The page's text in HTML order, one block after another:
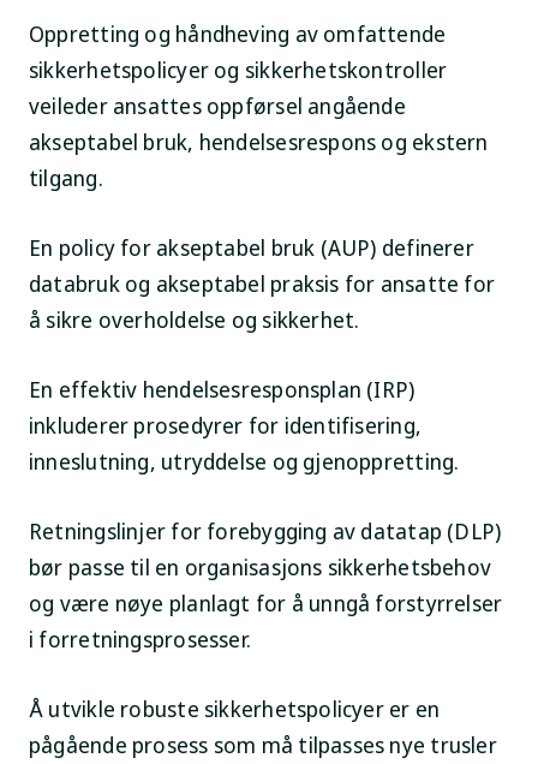
Oppretting og håndheving av omfattende
sikkerhetspolicyer og sikkerhetskontroller
veileder ansattes oppførsel angående
akseptabel bruk, hendelsesrespons og ekstern
tilgang.
En policy for akseptabel bruk (AUP) definerer
databruk og akseptabel praksis for ansatte for
å sikre overholdelse og sikkerhet.
En effektiv hendelsesresponsplan (IRP)
inkluderer prosedyrer for identifisering,
inneslutning, utryddelse og gjenoppretting.
Retningslinjer for forebygging av datatap (DLP)
bør passe til en organisasjons sikkerhetsbehov
og være nøye planlagt for å unngå forstyrrelser
i forretningsprosesser.
Å utvikle robuste sikkerhetspolicyer er en
pågående prosess som må tilpasses nye trusler